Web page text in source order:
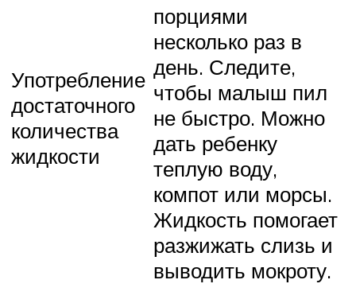
Употребление
достаточного
количества
жидкости
порциями
несколько раз в
день. Следите,
чтобы малыш пил
не быстро. Можно
дать ребенку
теплую воду,
компот или морсы.
Жидкость помогает
разжижать слизь и
выводить мокроту.